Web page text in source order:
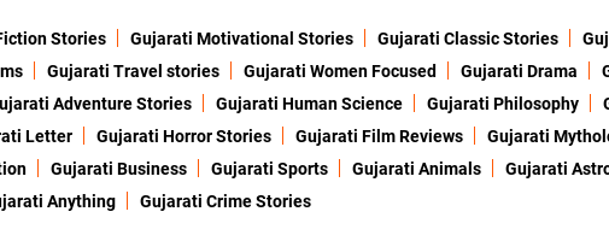
Stories Gujarati Motivational Stories Gujarati Classic Stories
Gujarati Travel stories Gujarati Women Focused Gujarati Drama
Adventure Stories Gujarati Human Science Gujarati Philosophy
Letter Gujarati Horror Stories Gujarati Film Reviews
Gujarati
Gujarati Business Gujarati Sports Gujarati Animals Gujarati
Anything
Gujarati Crime Stories